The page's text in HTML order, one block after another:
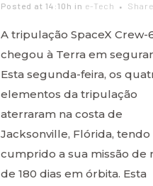
Posted at 14:10h in e-Tech Share
A tripulação SpaceX Crew-
chegou à Terra em
Esta segunda-feira, os
elementos da tripulação
aterraram na costa de
Jacksonville, Flórida, tendo
cumprido a sua missão de
de 180 dias em órbita. Esta